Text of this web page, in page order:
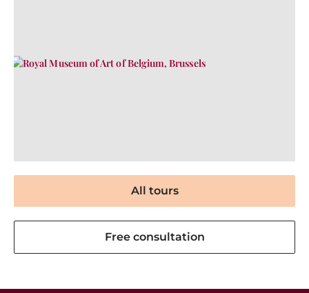
All tours
Free consultation